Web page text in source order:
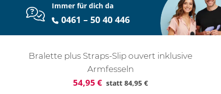
Immer für dich da
0461 – 50 40 446
Bralette plus Straps-Slip ouvert inklusive
Armfesseln
54,95 € statt 84,95 €